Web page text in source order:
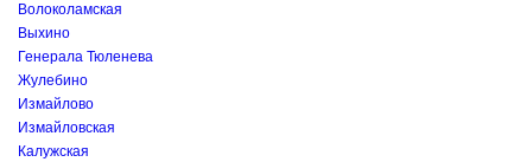
Волоколамская
Выхино
Генерала Тюленева
Жулебино
Измайлово
Измайловская
Калужская